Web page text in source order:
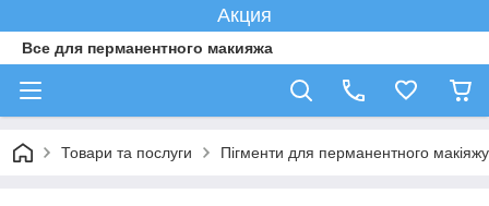
Акция
Все для перманентного макияжа
Товари та послуги Пігменти для перманентного макіяжу